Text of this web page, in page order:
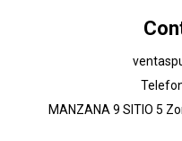
MANZANA 9 SITIO 5